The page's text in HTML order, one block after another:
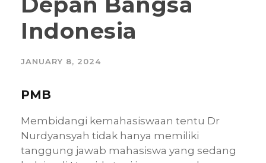
Indonesia
JANUARY 8, 2024
PMB
Membidangi kemahasiswaan tentu Dr
Nurdyansyah tidak hanya memiliki
tanggung jawab mahasiswa yang sedang